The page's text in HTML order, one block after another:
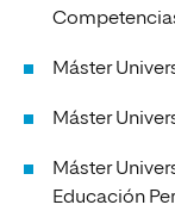
Máster
Máster
Máster
Educación